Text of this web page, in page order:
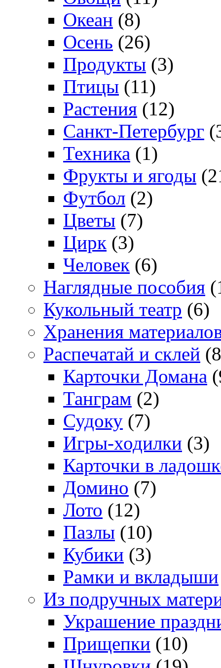
Океан (8)
Осень (26)
Продукты (3)
Птицы (11)
Растения (12)
Санкт-Петербург
Техника (1)
Фрукты и ягоды
Футбол (2)
Цветы (7)
Цирк (3)
Человек (6)
Наглядные пособия
Кукольный театр (6)
Хранения
Распечатай и склей
Карточки Домана
Танграм (2)
Судоку (7)
Игры-ходилки (3)
Карточки в
Домино (7)
Лото (12)
Пазлы (10)
Кубики (3)
Рамки и вкладыши
Из подручных
Украшение
Прищепки (10)